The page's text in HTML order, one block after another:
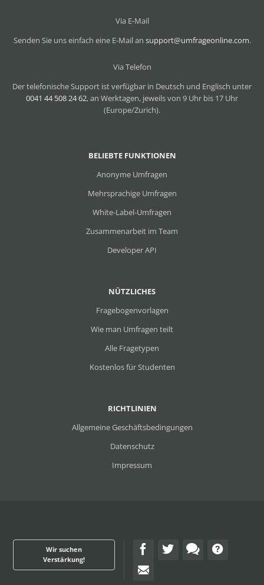
RICHTLINIEN
Allgemeine Geschäftsbedingungen
Datenschutz
Impressum
NÜTZLICHES
Fragebogenvorlagen
Wie man Umfragen teilt
Alle Fragetypen
Kostenlos für Studenten
BELIEBTE FUNKTIONEN
Anonyme Umfragen
Mehrsprachige Umfragen
White-Label-Umfragen
Zusammenarbeit im Team
Developer API
Via E-Mail
Senden Sie uns einfach eine E-Mail an support@umfrageonline.com.
Via Telefon
Der telefonische Support ist verfügbar in Deutsch und Englisch unter
0041 44 508 24 62, an Werktagen, jeweils von 9 Uhr bis 17 Uhr
(Europe/Zurich).
Wir suchen
Verstärkung!